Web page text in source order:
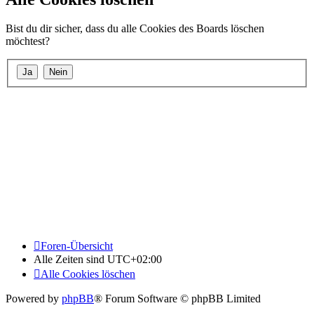
Bist du dir sicher, dass du alle Cookies des Boards löschen
möchtest?
Foren-Übersicht
Alle Zeiten sind UTC+02:00
Alle Cookies löschen
Powered by phpBB® Forum Software © phpBB Limited